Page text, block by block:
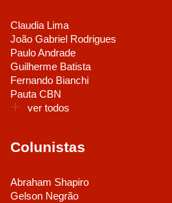
Claudia Lima
João Gabriel Rodrigues
Paulo Andrade
Guilherme Batista
Fernando Bianchi
Pauta CBN
ver todos
Colunistas
Abraham Shapiro
Gelson Negrão